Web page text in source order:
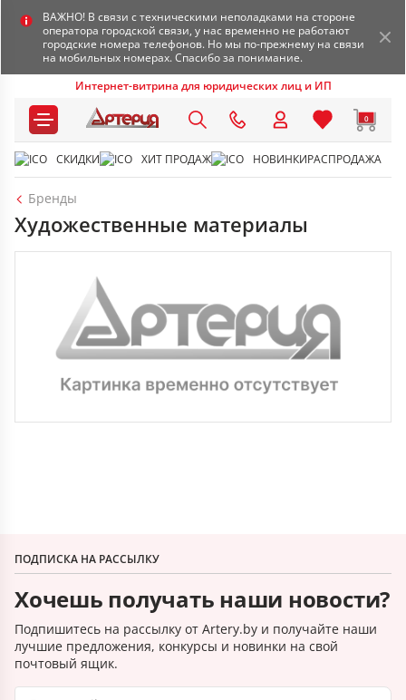
ВАЖНО! В связи с техническими неполадками на стороне
оператора городской связи, у нас временно не работают
городские номера телефонов. Но мы по-прежнему на связи
на мобильных номерах. Спасибо за понимание.
Интернет-витрина для юридических лиц и ИП
0
СКИДКИ ХИТ ПРОДАЖ НОВИНКИРАСПРОДАЖА
Бренды
Художественные материалы
ПОДПИСКА НА РАССЫЛКУ
Хочешь получать наши новости?
Подпишитесь на рассылку от Artery.by и получайте наши
лучшие предложения, конкурсы и новинки на свой
почтовый ящик.